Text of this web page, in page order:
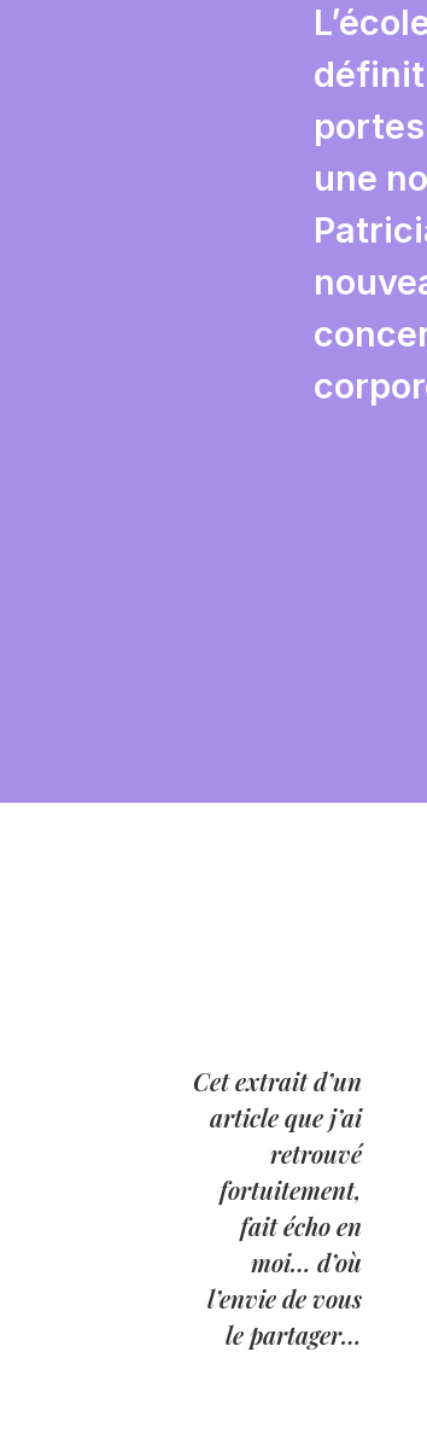
une
Cet extrait d’un
article que j’ai
retrouvé
fortuitement,
fait écho en
moi… d’où
l’envie de vous
le partager…